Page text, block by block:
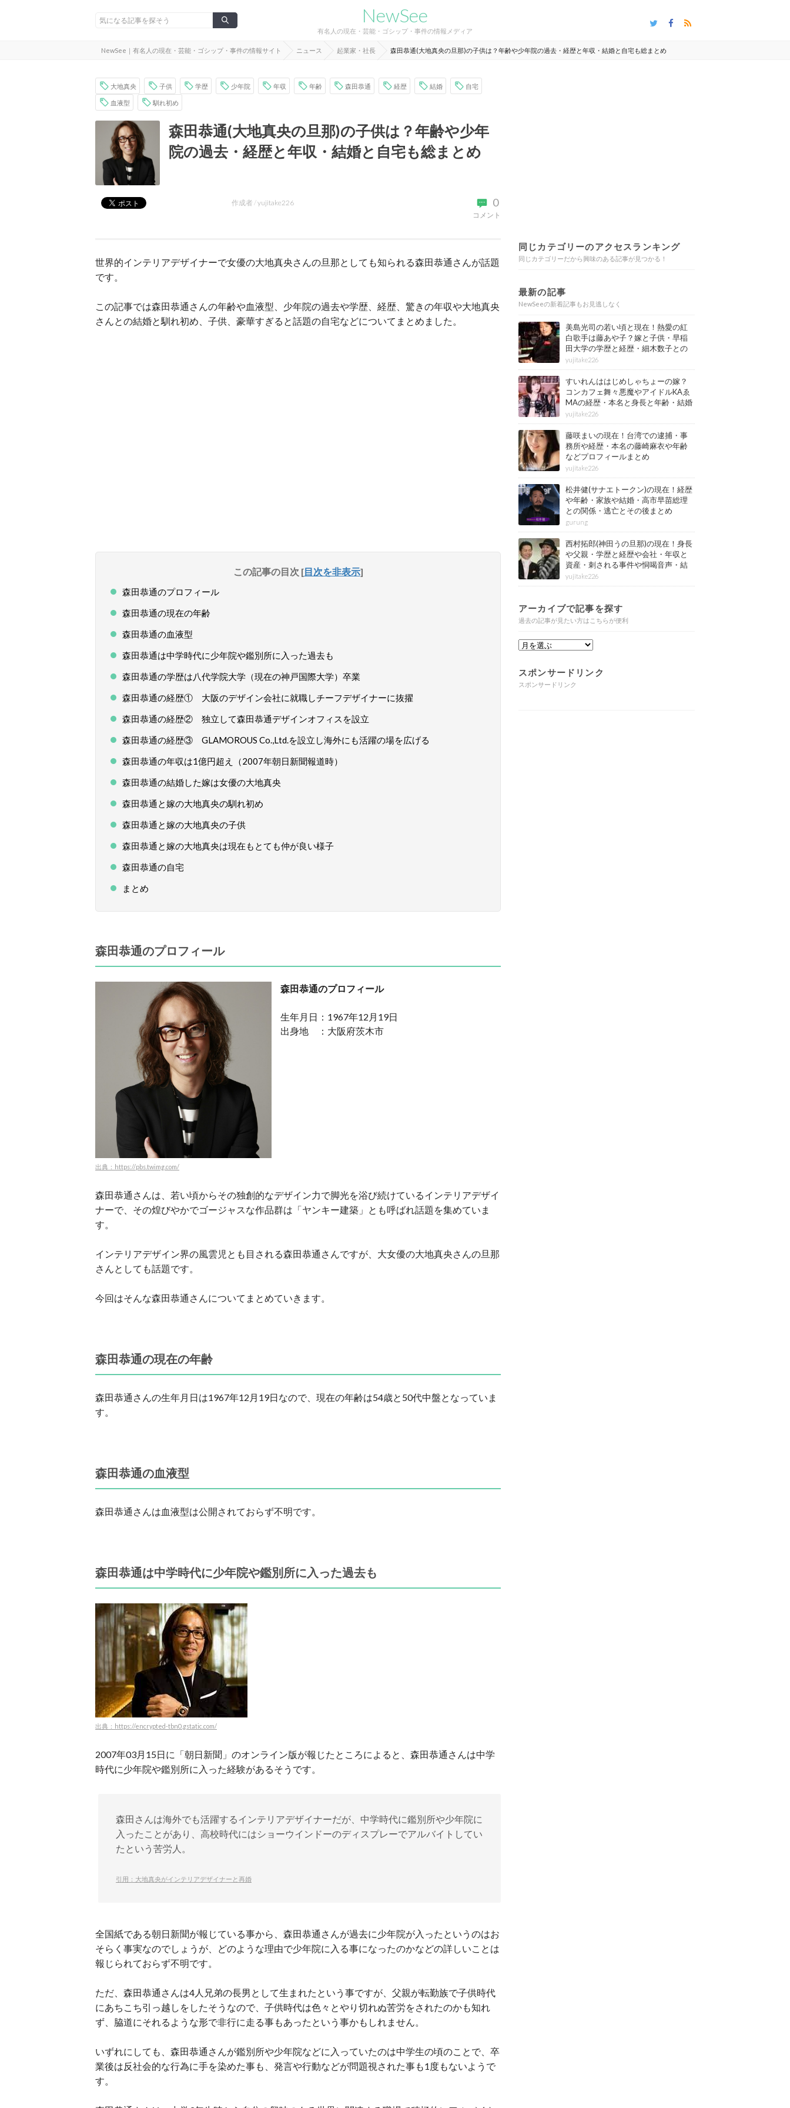
NewSee
有名人の現在・芸能・ゴシップ・事件の情報メディア
NewSee｜有名人の現在・芸能・ゴシップ・事件の情報サイト ニュース 起業家・社長 森田恭通(大地真央の旦那)の子供は？年齢や少年院の過去・経歴と年収・結婚と自宅も総まとめ
大地真央 子供 学歴 少年院 年収 年齢 森田恭通 経歴 結婚 自宅
血液型 馴れ初め
森田恭通(大地真央の旦那)の子供は？年齢や少年
院の過去・経歴と年収・結婚と自宅も総まとめ
0
コメント
作成者 /yujitake226
世界的インテリアデザイナーで女優の大地真央さんの旦那としても知られる森田恭通さんが話題
です。
この記事では森田恭通さんの年齢や血液型、少年院の過去や学歴、経歴、驚きの年収や大地真央
さんとの結婚と馴れ初め、子供、豪華すぎると話題の自宅などについてまとめました。
この記事の目次 [目次を非表示]
森田恭通のプロフィール
森田恭通の現在の年齢
森田恭通の血液型
森田恭通は中学時代に少年院や鑑別所に入った過去も
森田恭通の学歴は八代学院大学（現在の神戸国際大学）卒業
森田恭通の経歴① 大阪のデザイン会社に就職しチーフデザイナーに抜擢
森田恭通の経歴② 独立して森田恭通デザインオフィスを設立
森田恭通の経歴③ GLAMOROUS Co.,Ltd.を設立し海外にも活躍の場を広げる
森田恭通の年収は1億円超え（2007年朝日新聞報道時）
森田恭通の結婚した嫁は女優の大地真央
森田恭通と嫁の大地真央の馴れ初め
森田恭通と嫁の大地真央の子供
森田恭通と嫁の大地真央は現在もとても仲が良い様子
森田恭通の自宅
まとめ
森田恭通のプロフィール
出典：https://pbs.twimg.com/
森田恭通のプロフィール
生年月日：1967年12月19日
出身地 ：大阪府茨木市
森田恭通さんは、若い頃からその独創的なデザイン力で脚光を浴び続けているインテリアデザイ
ナーで、その煌びやかでゴージャスな作品群は「ヤンキー建築」とも呼ばれ話題を集めていま
す。
インテリアデザイン界の風雲児とも目される森田恭通さんですが、大女優の大地真央さんの旦那
さんとしても話題です。
今回はそんな森田恭通さんについてまとめていきます。
森田恭通の現在の年齢
森田恭通さんの生年月日は1967年12月19日なので、現在の年齢は54歳と50代中盤となっていま
す。
森田恭通の血液型
森田恭通さんは血液型は公開されておらず不明です。
森田恭通は中学時代に少年院や鑑別所に入った過去も
出典：https://encrypted-tbn0.gstatic.com/
2007年03月15日に「朝日新聞」のオンライン版が報じたところによると、森田恭通さんは中学
時代に少年院や鑑別所に入った経験があるそうです。
森田さんは海外でも活躍するインテリアデザイナーだが、中学時代に鑑別所や少年院に
入ったことがあり、高校時代にはショーウインドーのディスプレーでアルバイトしてい
たという苦労人。
引用：大地真央がインテリアデザイナーと再婚
全国紙である朝日新聞が報じている事から、森田恭通さんが過去に少年院が入ったというのはお
そらく事実なのでしょうが、どのような理由で少年院に入る事になったのかなどの詳しいことは
報じられておらず不明です。
ただ、森田恭通さんは4人兄弟の長男として生まれたという事ですが、父親が転勤族で子供時代
にあちこち引っ越しをしたそうなので、子供時代は色々とやり切れぬ苦労をされたのかも知れ
ず、脇道にそれるような形で非行に走る事もあったという事かもしれません。
いずれにしても、森田恭通さんが鑑別所や少年院などに入っていたのは中学生の頃のことで、卒
業後は反社会的な行為に手を染めた事も、発言や行動などが問題視された事も1度もないようで
す。
同じカテゴリーのアクセスランキング
同じカテゴリーだから興味のある記事が見つかる！
最新の記事
NewSeeの新着記事もお見逃しなく
美島光司の若い頃と現在！熱愛の紅
白歌手は藤あや子？嫁と子供・早稲
田大学の学歴と経歴・細木数子との
確執もまとめ
yujitake226
すいれんははじめしゃちょーの嫁？
コンカフェ舞々悪魔やアイドルKAゑ
MAの経歴・本名と身長と年齢・結婚
情報もまとめ
yujitake226
藤咲まいの現在！台湾での逮捕・事
務所や経歴・本名の藤崎麻衣や年齢
などプロフィールまとめ
yujitake226
松井健(サナエトークン)の現在！経歴
や年齢・家族や結婚・高市早苗総理
との関係・逃亡とその後まとめ
gurung
西村拓郎(神田うの旦那)の現在！身長
や父親・学歴と経歴や会社・年収と
資産・刺される事件や恫喝音声・結
婚と子供や自宅・脳梗塞の病気もま
とめ
yujitake226
アーカイブで記事を探す
過去の記事が見たい方はこちらが便利
スポンサードリンク
スポンサードリンク